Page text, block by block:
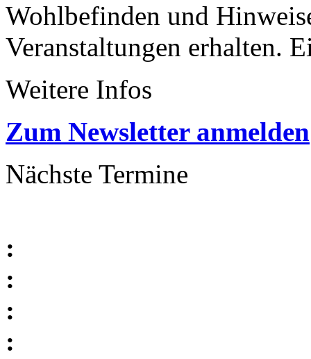
Wohlbefinden und
Veranstaltungen erhalten.
Weitere Infos
Zum Newsletter anmelden
Nächste Termine
:
:
:
: